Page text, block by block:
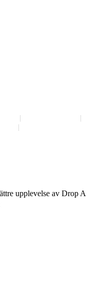
upplevelse av Drop A